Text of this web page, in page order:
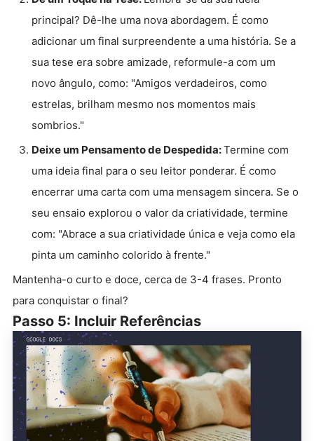
principal? Dê-lhe uma nova abordagem. É como
adicionar um final surpreendente a uma história. Se a
sua tese era sobre amizade, reformule-a com um
novo ângulo, como: "Amigos verdadeiros, como
estrelas, brilham mesmo nos momentos mais
sombrios."
Deixe um Pensamento de Despedida:Termine com
uma ideia final para o seu leitor ponderar. É como
encerrar uma carta com uma mensagem sincera. Se o
seu ensaio explorou o valor da criatividade, termine
com: "Abrace a sua criatividade única e veja como ela
pinta um caminho colorido à frente."
Mantenha-o curto e doce, cerca de 3-4 frases. Pronto
para conquistar o final?
Passo 5: Incluir Referências